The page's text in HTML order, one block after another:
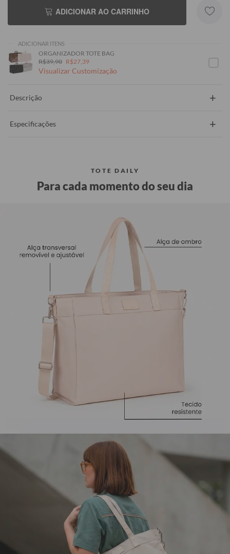
ADICIONAR AO CARRINHO
ADICIONAR ITENS
ORGANIZADOR TOTE BAG
R$39,90 R$27,39
Visualizar Customização
Descrição +
Especificações +
TOTE DAILY
Para cada momento do seu dia